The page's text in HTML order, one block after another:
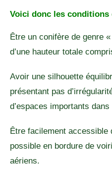
Voici donc les conditions
Être un conifère de genre
d’une hauteur totale
Avoir une silhouette
présentant pas
d’espaces importants
Être facilement accessible
possible en bordure de
aériens.